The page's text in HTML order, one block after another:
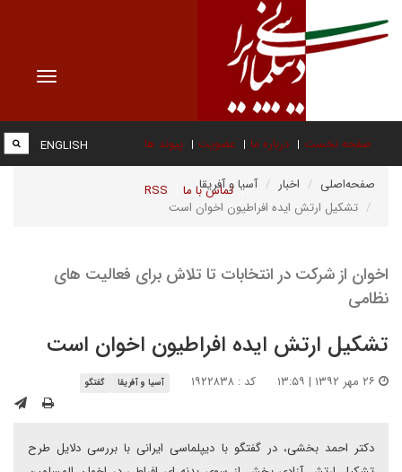
Toggle
صفحه نخست درباره ما عضویت پیوند ها
تماس با ما RSS
ENGLISH
صفحه‌اصلی اخبار
آسیا و آفریقا
تشکیل ارتش ایده افراطیون اخوان است
اخوان از شرکت در انتخابات تا تلاش برای فعالیت های
نظامی
تشکیل ارتش ایده افراطیون اخوان است
کد : ۱۹۲۲۸۳۸ آسیا و آفریقا گفتگو
دکتر احمد بخشی، در گفتگو با دیپلماسی ایرانی با بررسی دلایل طرح